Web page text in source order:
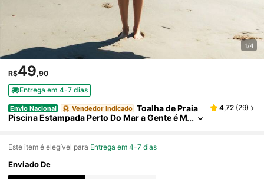
1/4
R$49,90
Entrega em 4-7 dias
Envio Nacional Vendedor Indicado Toalha de Praia
Piscina Estampada Perto Do Mar a Gente é M
4,72 (29)
Este item é elegível para Entrega em 4-7 dias
Enviado De